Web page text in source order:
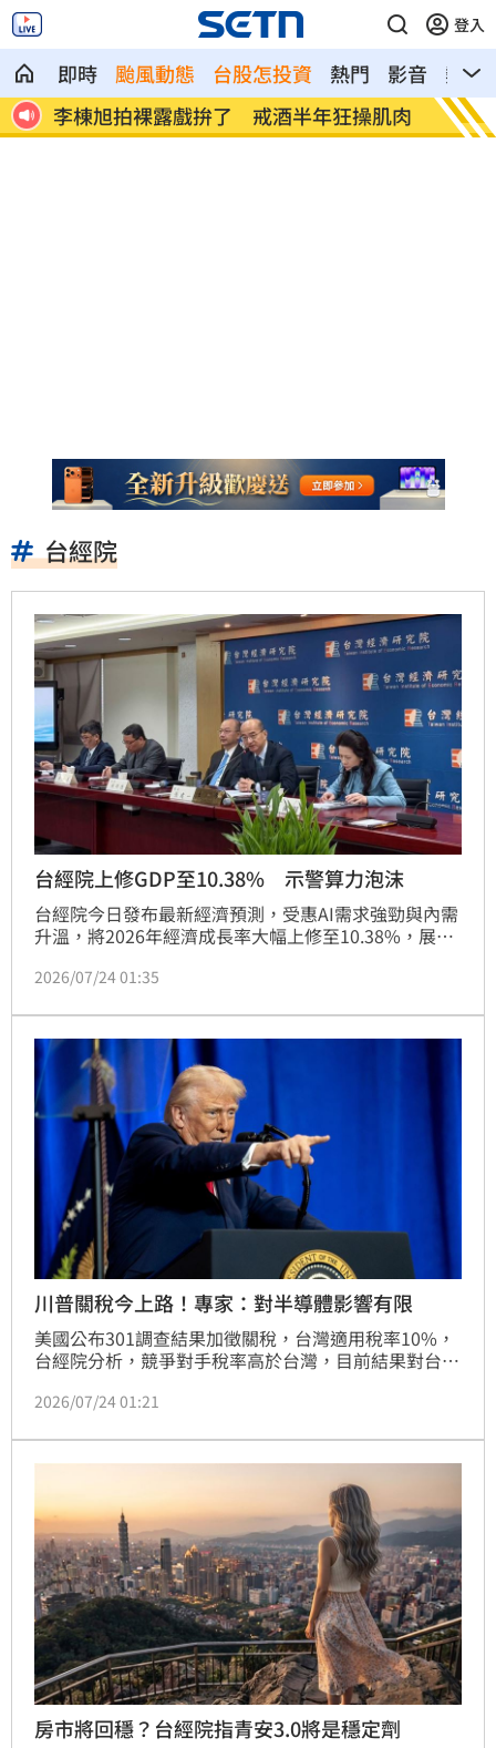
登入
即時 颱風動態 台股怎投資 熱門 影音
熱搜
肉
「白海豚」最快明發海警 卓榮泰發聲了
華邦
建
台經院
台經院上修GDP至10.38% 示警算力泡沫
台經院今日發布最新經濟預測，受惠AI需求強勁與內需
升溫，將2026年經濟成長率大幅上修至10.38%，展望
衝突加劇導致油價飆漲，以及超級聖嬰現象衝擊全球農
近通膨警戒線。此外，全球央行貨幣政策分歧加深金融
不確定性，且國際清算銀行示警AI產業投資熱潮恐有資
本支出過度、算力泡沫之虞，提醒市場應審慎評估潛在
的資產修正風險，並關注高利率環境對全球經濟的長期
影響。
2026/07/24 01:35
川普關稅今上路！專家：對半導體影響有限
美國公布301調查結果加徵關稅，台灣適用稅率10%，
台經院分析，競爭對手稅率高於台灣，目前結果對台灣
及半導體產業，相關調查結果有機會於7月底出爐，對
2026/07/24 01:21
房市將回穩？台經院指青安3.0將是穩定劑